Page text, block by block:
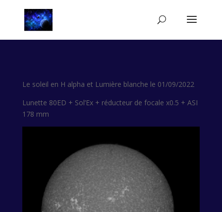
Le soleil en H alpha et Lumière blanche le 01/09/2022
Lunette 80ED + Sol’Ex + réducteur de focale x0.5 + ASI
178 mm